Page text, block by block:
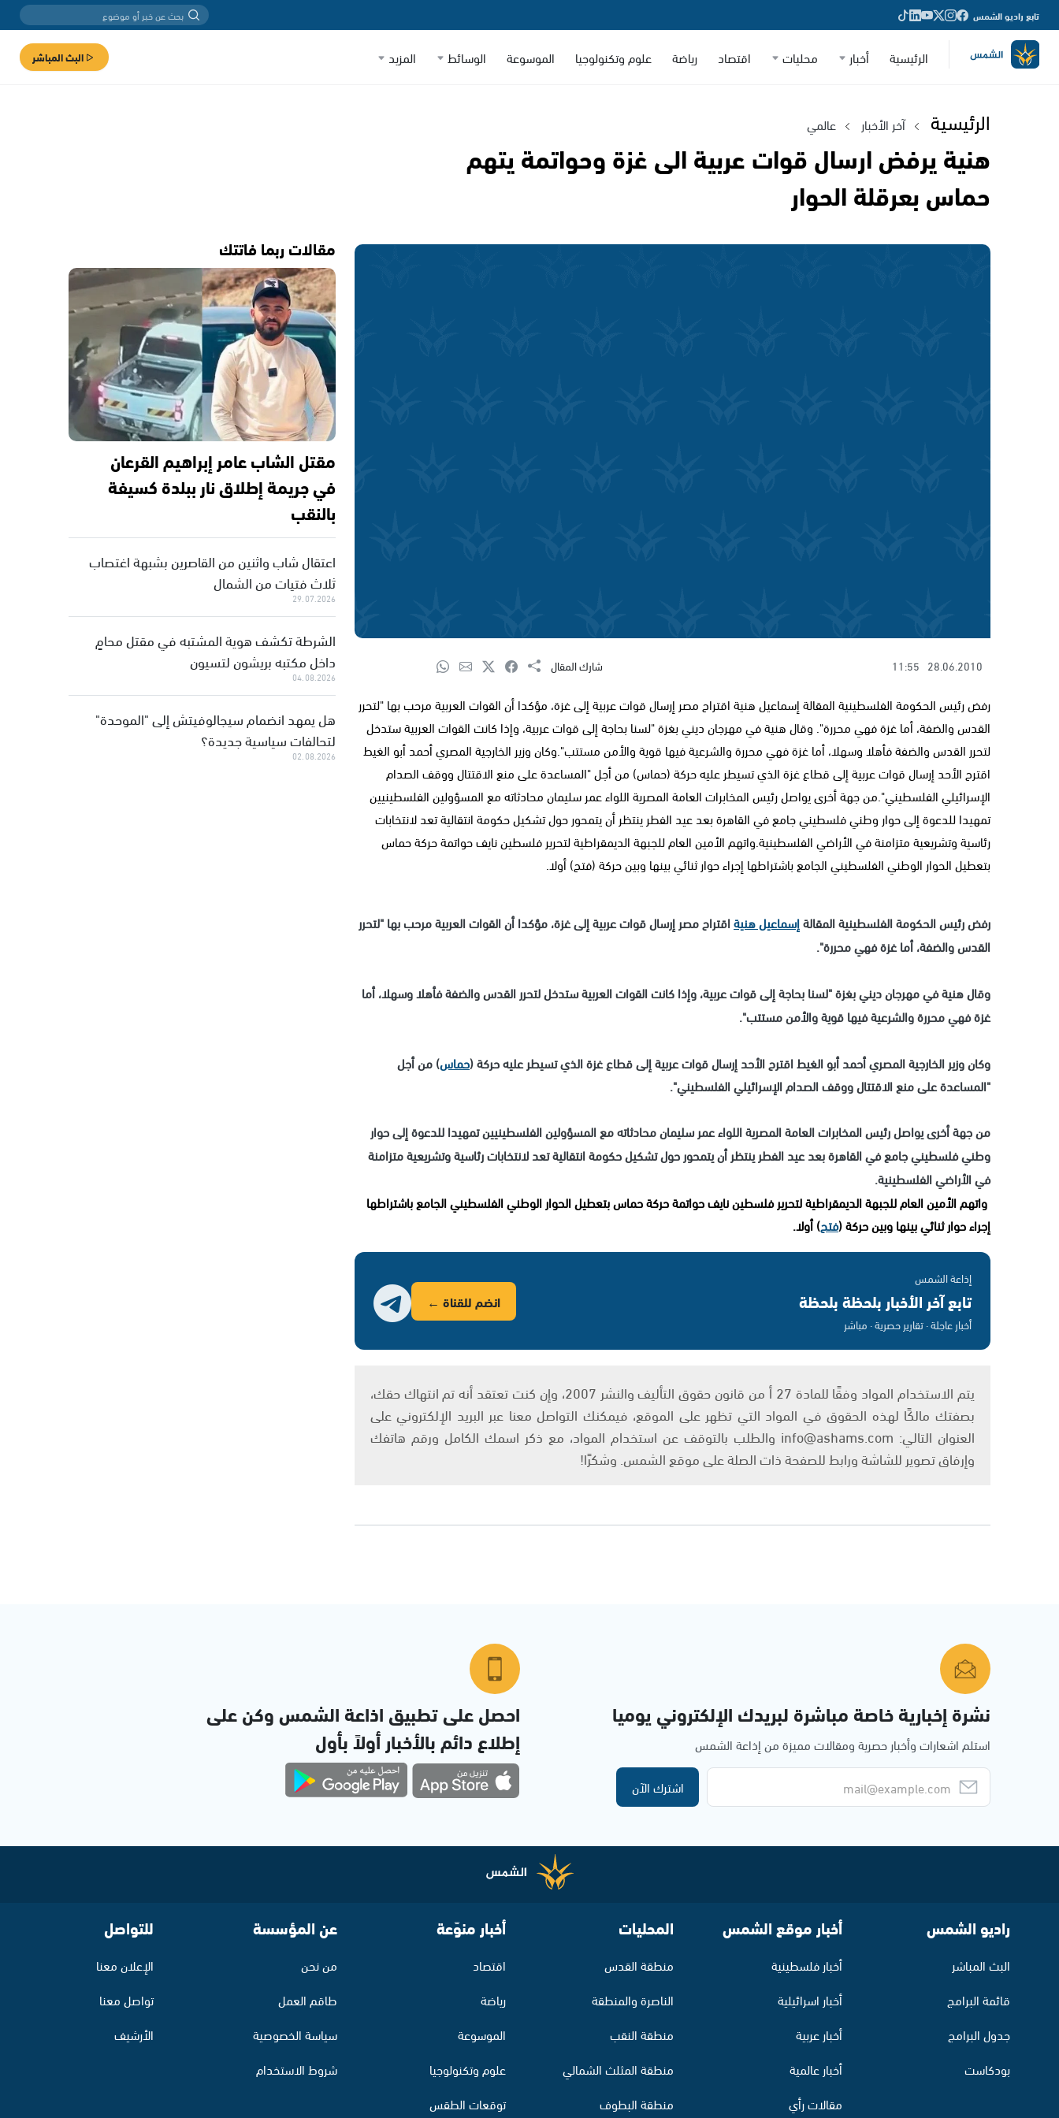
تابع راديو الشمس
الرئيسية أخبار محليات اقتصاد رياضة علوم وتكنولوجيا الموسوعة الوسائط المزيد البث المباشر
الرئيسية آخر الأخبار عالمي
هنية يرفض ارسال قوات عربية الى غزة وحواتمة يتهم
حماس بعرقلة الحوار
28.06.2010
11:55 شارك المقال
رفض رئيس الحكومة الفلسطينية المقالة إسماعيل هنية اقتراح مصر إرسال قوات عربية إلى غزة، مؤكدا أن القوات العربية مرحب بها "لتحرر
القدس والضفة، أما غزة فهي محررة". وقال هنية في مهرجان ديني بغزة "لسنا بحاجة إلى قوات عربية، وإذا كانت القوات العربية ستدخل
لتحرر القدس والضفة فأهلا وسهلا، أما غزة فهي محررة والشرعية فيها قوية والأمن مستتب".وكان وزير الخارجية المصري أحمد أبو الغيط
اقترح الأحد إرسال قوات عربية إلى قطاع غزة الذي تسيطر عليه حركة (حماس) من أجل "المساعدة على منع الاقتتال ووقف الصدام
الإسرائيلي الفلسطيني".من جهة أخرى يواصل رئيس المخابرات العامة المصرية اللواء عمر سليمان محادثاته مع المسؤولين الفلسطينيين
تمهيدا للدعوة إلى حوار وطني فلسطيني جامع في القاهرة بعد عيد الفطر ينتظر أن يتمحور حول تشكيل حكومة انتقالية تعد لانتخابات
رئاسية وتشريعية متزامنة في الأراضي الفلسطينية.واتهم الأمين العام للجبهة الديمقراطية لتحرير فلسطين نايف حواتمة حركة حماس
بتعطيل الحوار الوطني الفلسطيني الجامع باشتراطها إجراء حوار ثنائي بينها وبين حركة (فتح) أولا.
رفض رئيس الحكومة الفلسطينية المقالةإسماعيل هنيةاقتراح مصر إرسال قوات عربية إلى غزة، مؤكدا أن القوات العربية مرحب بها "لتحرر
القدس والضفة، أما غزة فهي محررة".
وقال هنية في مهرجان ديني بغزة "لسنا بحاجة إلى قوات عربية، وإذا كانت القوات العربية ستدخل لتحرر القدس والضفة فأهلا وسهلا، أما
غزة فهي محررة والشرعية فيها قوية والأمن مستتب".
وكان وزير الخارجية المصري أحمد أبو الغيط اقترح الأحد إرسال قوات عربية إلى قطاع غزة الذي تسيطر عليه حركة (حماس) من أجل
"المساعدة على منع الاقتتال ووقف الصدام الإسرائيلي الفلسطيني".
من جهة أخرى يواصل رئيس المخابرات العامة المصرية اللواء عمر سليمان محادثاته مع المسؤولين الفلسطينيين تمهيدا للدعوة إلى حوار
وطني فلسطيني جامع في القاهرة بعد عيد الفطر ينتظر أن يتمحور حول تشكيل حكومة انتقالية تعد لانتخابات رئاسية وتشريعية متزامنة
في الأراضي الفلسطينية.
واتهم الأمين العام للجبهة الديمقراطية لتحرير فلسطين نايف حواتمة حركة حماس بتعطيل الحوار الوطني الفلسطيني الجامع باشتراطها
إجراء حوار ثنائي بينها وبين حركة (فتح) أولا.
إذاعة الشمس
تابع آخر الأخبار بلحظة بلحظة
أخبار عاجلة · تقارير حصرية · مباشر
انضم للقناة ←
يتم الاستخدام المواد وفقًا للمادة 27 أ من قانون حقوق التأليف والنشر 2007، وإن كنت تعتقد أنه تم انتهاك حقك،
بصفتك مالكًا لهذه الحقوق في المواد التي تظهر على الموقع، فيمكنك التواصل معنا عبر البريد الإلكتروني على
العنوان التالي: info@ashams.com والطلب بالتوقف عن استخدام المواد، مع ذكر اسمك الكامل ورقم هاتفك
وإرفاق تصوير للشاشة ورابط للصفحة ذات الصلة على موقع الشمس. وشكرًا!
مقالات ربما فاتتك
مقتل الشاب عامر إبراهيم القرعان
في جريمة إطلاق نار ببلدة كسيفة
بالنقب
اعتقال شاب واثنين من القاصرين بشبهة اغتصاب
ثلاث فتيات من الشمال
29.07.2026
الشرطة تكشف هوية المشتبه في مقتل محامٍ
داخل مكتبه بريشون لتسيون
04.08.2026
هل يمهد انضمام سيجالوفيتش إلى "الموحدة"
لتحالفات سياسية جديدة؟
02.08.2026
نشرة إخبارية خاصة مباشرة لبريدك الإلكتروني يوميا
استلم اشعارات وأخبار حصرية ومقالات مميزة من إذاعة الشمس
اشترك الآن
احصل على تطبيق اذاعة الشمس وكن على
إطلاع دائم بالأخبار أولاً بأول
راديو الشمس
البث المباشر
قائمة البرامج
جدول البرامج
بودكاست
أخبار موقع الشمس
أخبار فلسطينية
أخبار اسرائيلية
أخبار عربية
أخبار عالمية
مقالات رأي
المحليات
منطقة القدس
الناصرة والمنطقة
منطقة النقب
منطقة المثلث الشمالي
منطقة البطوف
أخبار منوّعة
اقتصاد
رياضة
الموسوعة
علوم وتكنولوجيا
توقعات الطقس
عن المؤسسة
من نحن
طاقم العمل
سياسة الخصوصية
شروط الاستخدام
للتواصل
الإعلان معنا
تواصل معنا
الأرشيف